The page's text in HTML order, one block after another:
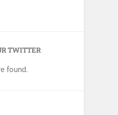
TWITTER
found.